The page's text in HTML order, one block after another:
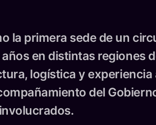
la primera sede de un
en distintas regiones
logística y experiencia
del